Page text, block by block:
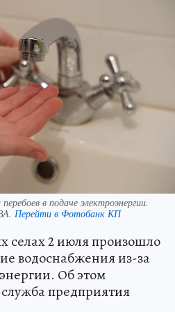
в подаче электроэнергии.
Перейти в Фотобанк КП
селах 2 июля произошло
водоснабжения из-за
Об этом
предприятия